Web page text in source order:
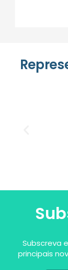
Subscreva
principais